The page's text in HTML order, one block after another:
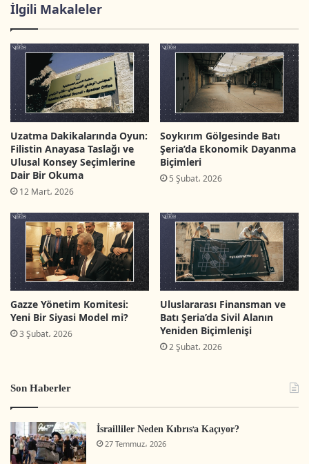
Yargı Kurulu, mevcut krizin ortaya çıkmasından
ve bu krizin gelecekteki etkilerinden doğrudan
sorumludur.
Makalenin devamını okumak için (Arapça)
tıklayınız.
*Ramallah Yebus Stratejik Araştırma ve Danışma
Merkezi Araştırmacıları
Filistin Siyaseti Filistin Barosu
İlgili Makaleler
Uzatma Dakikalarında Oyun:
Filistin Anayasa Taslağı ve
Ulusal Konsey Seçimlerine
Dair Bir Okuma
12 Mart، 2026
Soykırım Gölgesinde Batı
Şeria’da Ekonomik Dayanma
Biçimleri
5 Şubat، 2026
Gazze Yönetim Komitesi:
Yeni Bir Siyasi Model mi?
3 Şubat، 2026
Uluslararası Finansman ve
Batı Şeria’da Sivil Alanın
Yeniden Biçimlenişi
2 Şubat، 2026
Son Haberler
İsrailliler Neden Kıbrıs’a Kaçıyor?
27 Temmuz، 2026